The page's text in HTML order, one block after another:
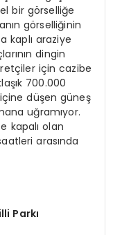
bir görselliğe
görselliğinin
kaplı araziye
dingin
için cazibe
700.000
düşen güneş
uğramıyor.
kapalı olan
arasında
Parkı